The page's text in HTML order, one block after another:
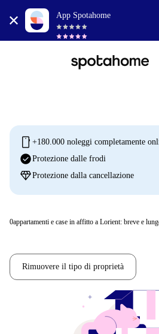
App Spotahome
mobile +180.000 noleggi completamente
check_circleProtezione dalle frodi
diamondProtezione dalla cancellazione
0appartamenti e case in affitto a Lorient: breve e
Rimuovere il tipo di proprietà